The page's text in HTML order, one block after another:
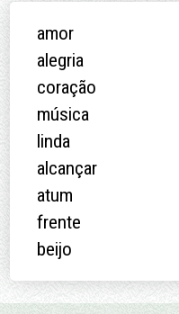
amor
alegria
coração
música
linda
alcançar
atum
frente
beijo